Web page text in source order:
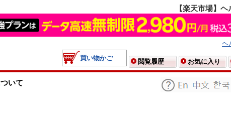
【楽天市場】
ヘ
買い物かご
閲覧履歴 お気に入り
いて